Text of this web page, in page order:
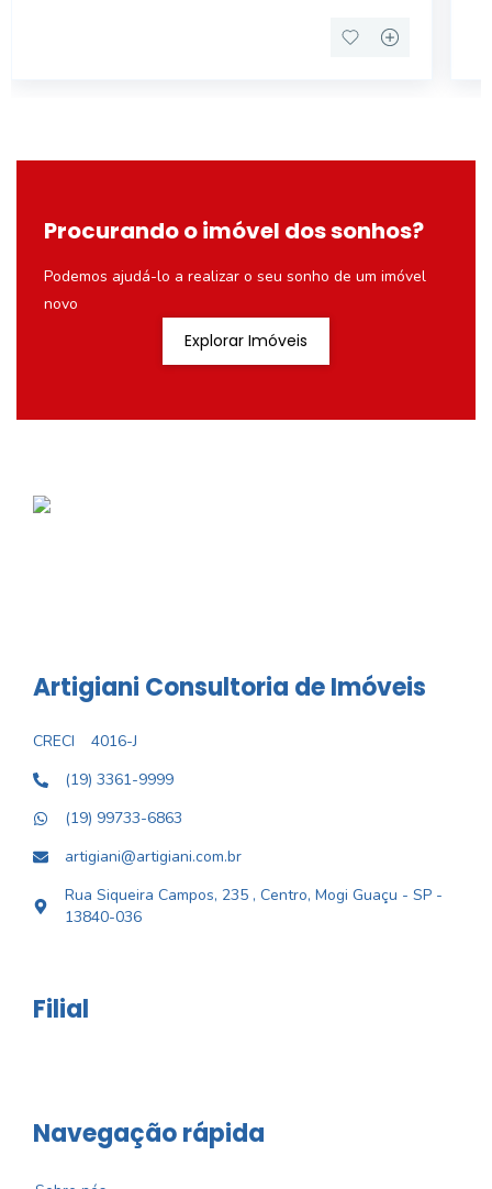
Procurando o imóvel dos sonhos?
Podemos ajudá-lo a realizar o seu sonho de um imóvel
novo
Explorar Imóveis
Artigiani Consultoria de Imóveis
CRECI
4016-J
(19) 3361-9999
(19) 99733-6863
artigiani@artigiani.com.br
Rua Siqueira Campos, 235 , Centro, Mogi Guaçu - SP -
13840-036
Filial
Navegação rápida